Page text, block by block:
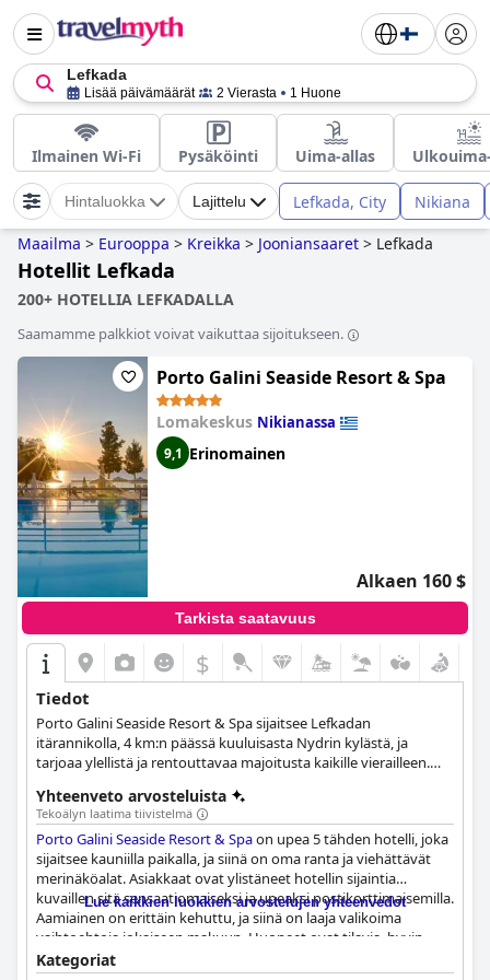
Lefkada
Lisää päivämäärät 2 Vierasta 1 Huone
Ilmainen Wi-Fi Pysäköinti Uima-allas
Hintaluokka Lajittelu Lefkada, City Nikiana
Maailma > Eurooppa > Kreikka > Jooniansaaret > Lefkada
Hotellit Lefkada
200+ HOTELLIA LEFKADALLA
Saamamme palkkiot voivat vaikuttaa sijoitukseen.
Porto Galini Seaside Resort & Spa
Lomakeskus Nikianassa
9,1 Erinomainen
Alkaen 160 $
Tarkista saatavuus
$
Tiedot
Porto Galini Seaside Resort & Spa sijaitsee Lefkadan
itärannikolla, 4 km:n päässä kuuluisasta Nydrin kylästä, ja
tarjoaa ylellistä ja rentouttavaa majoitusta kaikille vierailleen.
huoneita, kylpylä- ja hyvinvointipalveluja, lukuisia aktiviteetteja
kaikenikäisille vieraille ja ensiluokkaista palvelua, ja se tekee
lomastasi Lefkadalla nautinnollisimman.
Yhteenveto arvosteluista
Tekoälyn laatima tiivistelmä
Porto Galini Seaside Resort & Spaon upea 5 tähden hotelli, joka
sijaitsee kauniilla paikalla, ja siinä on oma ranta ja viehättävät
merinäköalat. Asiakkaat ovat ylistäneet hotellin sijaintia
kuvaillen sitä sensaatiomaiseksi ja upeaksi postikorttimaisemilla.
Aamiainen on erittäin kehuttu, ja siinä on laaja valikoima
vaihtoehtoja jokaiseen makuun. Huoneet ovat tilavia, hyvin
varusteltuja ja siistejä, ja niistä on upeat merinäköalat tai
Lue kaikkien luokkien arvostelujen yhteenvedot
Kategoriat